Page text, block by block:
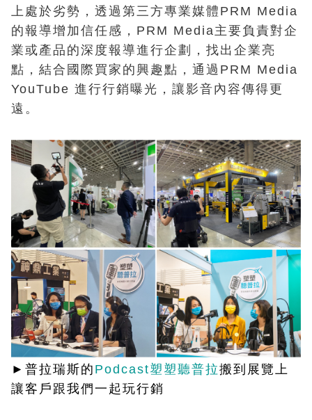
上處於劣勢，透過第三方專業媒體PRM Media
的報導增加信任感，PRM Media主要負責對企
業或產品的深度報導進行企劃，找出企業亮
點，結合國際買家的興趣點，通過PRM Media
YouTube 進行行銷曝光，讓影音內容傳得更
遠。
►普拉瑞斯的 Podcast塑塑聽普拉搬到展覽上
讓客戶跟我們一起玩行銷